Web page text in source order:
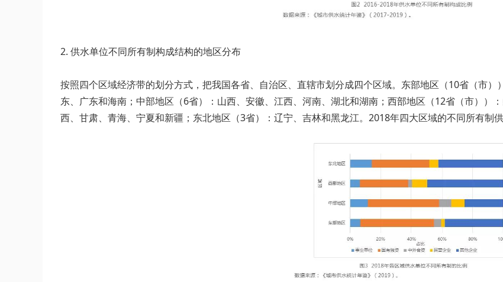
2. 供水单位不同所有制构成结构的地区分布
按照四个区域经济带的划分方式，把我国各省、自治区、直辖市划分成四个区域。东部地区（10省（市
东、广东和海南；中部地区（6省）：山西、安徽、江西、河南、湖北和湖南；西部地区（12省（市））
西、甘肃、青海、宁夏和新疆；东北地区（3省）：辽宁、吉林和黑龙江。2018年四大区域的不同所有制